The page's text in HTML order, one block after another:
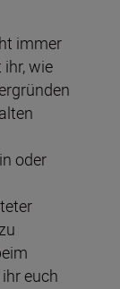
immer
wie
oder
euch